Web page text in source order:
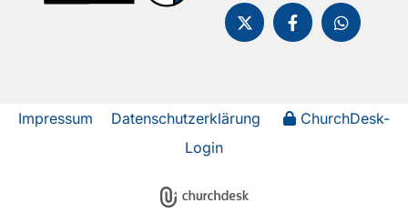
Impressum Datenschutzerklärung
ChurchDesk-
Login